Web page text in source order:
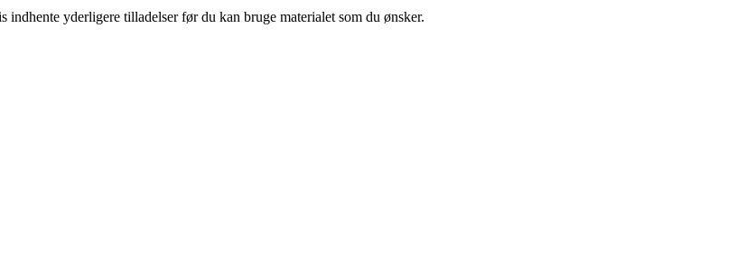
yderligere tilladelser før du kan bruge materialet som du ønsker.